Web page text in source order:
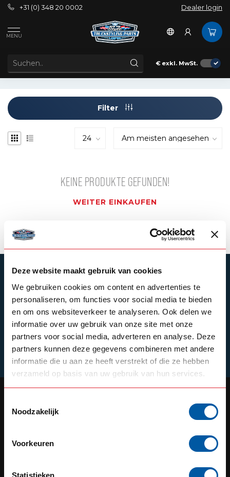
Deze website maakt gebruik van cookies
We gebruiken cookies om content en advertenties te
personaliseren, om functies voor social media te bieden
en om ons websiteverkeer te analyseren. Ook delen we
informatie over uw gebruik van onze site met onze
partners voor social media, adverteren en analyse. Deze
partners kunnen deze gegevens combineren met andere
informatie die u aan ze heeft verstrekt of die ze hebben
verzameld op basis van uw gebruik van hun services.
Noodzakelijk
Voorkeuren
Statistieken
+31 (0) 348 20 0002 Dealer login
MENU
€ exkl. MwSt.
Schlagworte
ARTIKEL MIT SCHLAGWORT +2023
Filter
KEINE PRODUKTE GEFUNDEN!
WEITER EINKAUFEN
ABONNIEREN SIE UNSEREN NEWSLETTER
Bleibe auf dem Laufenden mit unseren
Newsletter-Angeboten
Schrijf je in
SERVICE
Defensiedok 12